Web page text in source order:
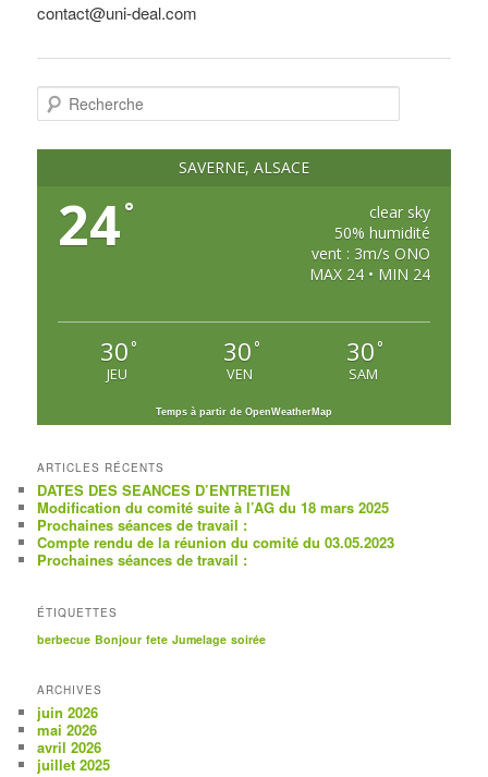
contact@uni-deal.com
c
SAVERNE, ALSACE
24°
clear sky
50% humidité
vent : 3m/s ONO
MAX 24 • MIN 24
30 °
JEU
30 °
VEN
30 °
SAM
Temps à partir de OpenWeatherMap
ARTICLES RÉCENTS
DATES DES SEANCES D’ENTRETIEN
Modification du comité suite à l’AG du 18 mars 2025
Prochaines séances de travail :
Compte rendu de la réunion du comité du 03.05.2023
Prochaines séances de travail :
ÉTIQUETTES
berbecue Bonjour fete Jumelage soirée
ARCHIVES
juin 2026
mai 2026
avril 2026
juillet 2025